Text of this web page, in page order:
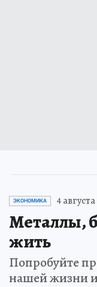
ЭКОНОМИКА 4 августа
Металлы,
жить
Попробуйте
нашей жизни